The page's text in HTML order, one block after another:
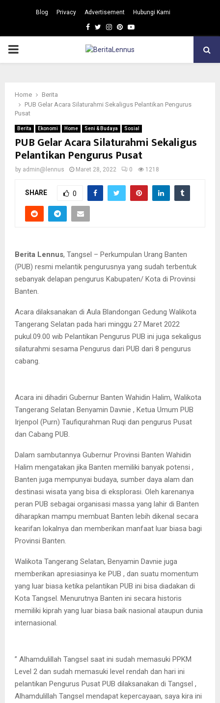
Blog Privacy Advertisement Hubungi Kami
Facebook
TwitterInstagram
Pinterest
Youtube
PRIMARY
Home
Berita
PUB Gelar Acara Silaturahmi Sekaligus Pelantikan Pengurus
Pusat
Berita Ekonomi Home Seni & Budaya Sosial
PUB Gelar Acara Silaturahmi Sekaligus
Pelantikan Pengurus Pusat
by admin@lennus Maret 28, 2022 0 1218
SHARE 0
Berita Lennus, Tangsel – Perkumpulan Urang Banten
(PUB) resmi melantik pengurusnya yang sudah terbentuk
sebanyak delapan pengurus Kabupaten/ Kota di Provinsi
Banten.
Acara dilaksanakan di Aula Blandongan Gedung Walikota
Tangerang Selatan pada hari minggu 27 Maret 2022
pukul.09.00 wib Pelantikan Pengurus PUB ini juga sekaligus
silaturahmi sesama Pengurus dari PUB dari 8 pengurus
cabang.
Acara ini dihadiri Gubernur Banten Wahidin Halim, Walikota
Tangerang Selatan Benyamin Davnie , Ketua Umum PUB
Irjenpol (Purn) Taufiqurahman Ruqi dan pengurus Pusat
dan Cabang PUB.
Dalam sambutannya Gubernur Provinsi Banten Wahidin
Halim mengatakan jika Banten memiliki banyak potensi ,
Banten juga mempunyai budaya, sumber daya alam dan
destinasi wisata yang bisa di eksplorasi. Oleh karenanya
peran PUB sebagai organisasi massa yang lahir di Banten
diharapkan mampu membuat Banten lebih dikenal secara
kearifan lokalnya dan memberikan manfaat luar biasa bagi
Provinsi Banten.
Walikota Tangerang Selatan, Benyamin Davnie juga
memberikan apresiasinya ke PUB , dan suatu momentum
yang luar biasa ketika pelantikan PUB ini bisa diadakan di
Kota Tangsel. Menurutnya Banten ini secara historis
memiliki kiprah yang luar biasa baik nasional ataupun dunia
internasional.
” Alhamdulillah Tangsel saat ini sudah memasuki PPKM
Level 2 dan sudah memasuki level rendah dan hari ini
pelantikan Pengurus Pusat PUB dilaksanakan di Tangsel ,
Alhamdulillah Tangsel mendapat kepercayaan, saya kira ini